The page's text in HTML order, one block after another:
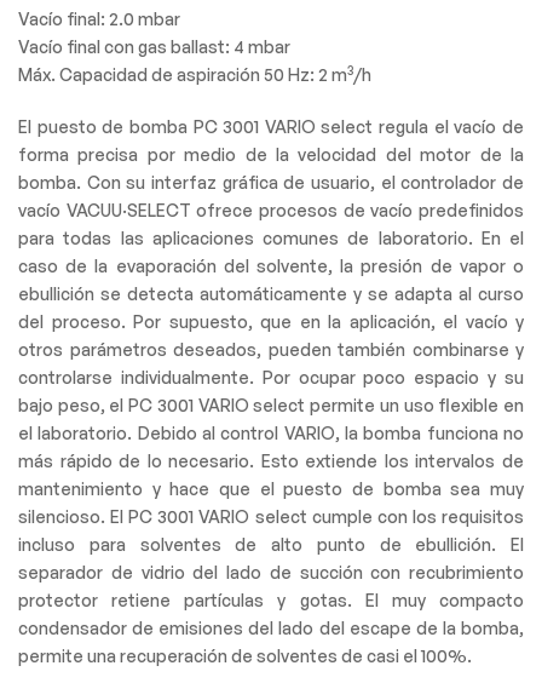
Vacío final: 2.0 mbar
Vacío final con gas ballast: 4 mbar
Máx. Capacidad de aspiración 50 Hz: 2 m3/h
El puesto de bomba PC 3001 VARIO select regula el vacío de
forma precisa por medio de la velocidad del motor de la
bomba. Con su interfaz gráfica de usuario, el controlador de
vacío VACUU·SELECT ofrece procesos de vacío predefinidos
para todas las aplicaciones comunes de laboratorio. En el
caso de la evaporación del solvente, la presión de vapor o
ebullición se detecta automáticamente y se adapta al curso
del proceso. Por supuesto, que en la aplicación, el vacío y
otros parámetros deseados, pueden también combinarse y
controlarse individualmente. Por ocupar poco espacio y su
bajo peso, el PC 3001 VARIO select permite un uso flexible en
el laboratorio. Debido al control VARIO, la bomba funciona no
más rápido de lo necesario. Esto extiende los intervalos de
mantenimiento y hace que el puesto de bomba sea muy
silencioso. El PC 3001 VARIO select cumple con los requisitos
incluso para solventes de alto punto de ebullición. El
separador de vidrio del lado de succión con recubrimiento
protector retiene partículas y gotas. El muy compacto
condensador de emisiones del lado del escape de la bomba,
permite una recuperación de solventes de casi el 100%.